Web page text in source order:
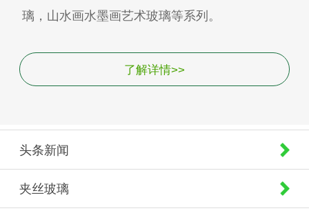
璃，山水画水墨画艺术玻璃等系列。
了解详情>>
头条新闻
夹丝玻璃